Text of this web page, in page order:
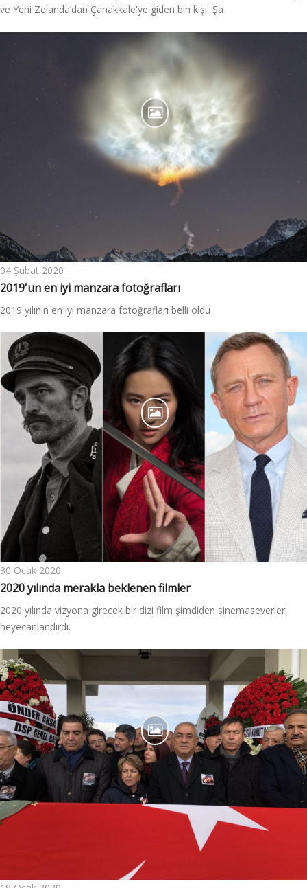
ve Yeni Zelanda’dan Çanakkale'ye giden bin kişi, Şa
04 Şubat 2020
2019'un en iyi manzara fotoğrafları
2019 yılının en iyi manzara fotoğrafları belli oldu
30 Ocak 2020
2020 yılında merakla beklenen filmler
2020 yılında vizyona girecek bir dizi film şimdiden sinemaseverleri
heyecanlandırdı.